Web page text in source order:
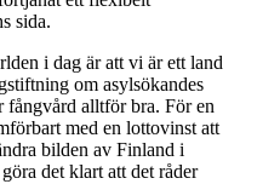
sida.
i dag är att vi är ett land
om asylsökandes
fångvård alltför bra. För en
med en lottovinst att
bilden av Finland i
det klart att det råder